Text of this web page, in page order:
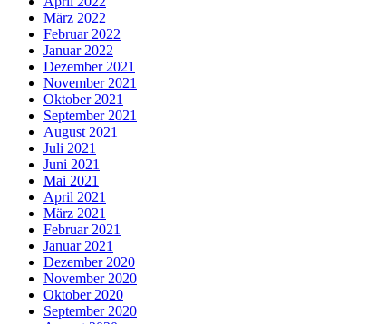
März 2022
Februar 2022
Januar 2022
Dezember 2021
November 2021
Oktober 2021
September 2021
August 2021
Juli 2021
Juni 2021
Mai 2021
April 2021
März 2021
Februar 2021
Januar 2021
Dezember 2020
November 2020
Oktober 2020
September 2020